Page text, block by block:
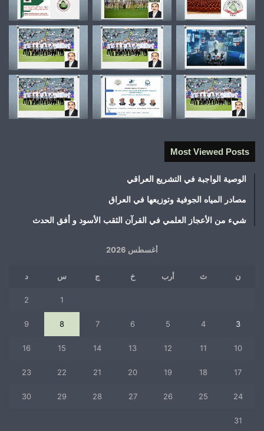
Most Viewed Posts
الوصية الواجبة في التشريع العراقي
مصادر المياه الجوفية وتوزيعها في العراق
شيء من الأعجاز العلمي في القرآن الثقب الأسود و أفق الحدث
أغسطس 2026
ن ث أرب خ ج س د
1
2
3
4
5
6
7
8
9
10
11
12
13
14
15
16
17
18
19
20
21
22
23
24
25
26
27
28
29
30
31